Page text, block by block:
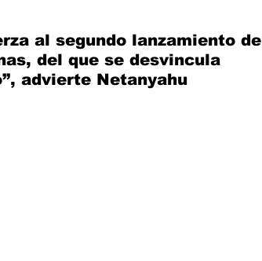
al segundo lanzamiento de
del que se desvincula
advierte Netanyahu